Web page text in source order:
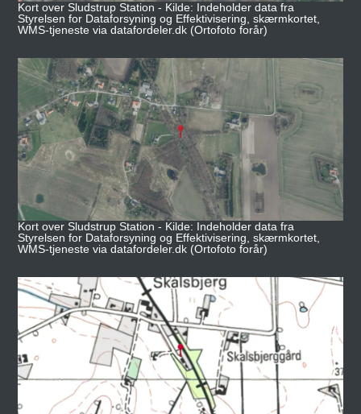
Kort over Sludstrup Station - Kilde: Indeholder data fra
Styrelsen for Dataforsyning og Effektivisering, skærmkortet,
WMS-tjeneste via datafordeler.dk (Ortofoto forår)
Kort over Sludstrup Station - Kilde: Indeholder data fra
Styrelsen for Dataforsyning og Effektivisering, skærmkortet,
WMS-tjeneste via datafordeler.dk (Ortofoto forår)